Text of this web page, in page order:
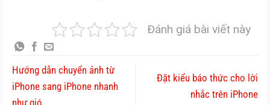
Đánh giá bài viết này
Hướng dẫn chuyển ảnh từ
iPhone sang iPhone nhanh
như gió
Đặt kiểu báo thức cho lời
nhắc trên iPhone